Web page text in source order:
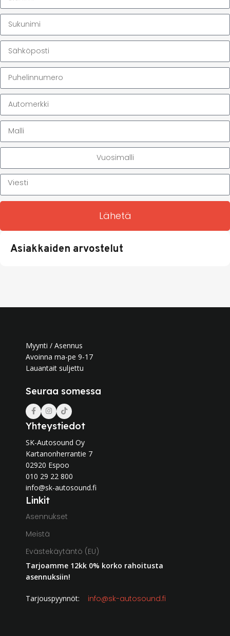
Lähetä
Asiakkaiden arvostelut
Myynti / Asennus
Avoinna ma-pe 9-17
Lauantait suljettu
Seuraa somessa
Yhteystiedot
SK-Autosound Oy
Kartanonherrantie 7
02920 Espoo
010 29 22 800
info@sk-autosound.fi
Linkit
Asennukset
Meistä
Evästekäytäntö (EU)
Tarjoamme 12kk 0% korko rahoitusta
asennuksiin!
Tarjouspyynnöt: info@sk-autosound.fi